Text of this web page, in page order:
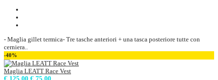
- Maglia gillet termica- Tre tasche anteriori + una tasca posteriore tutte con
cerniera..
-40%
Maglia LEATT Race Vest